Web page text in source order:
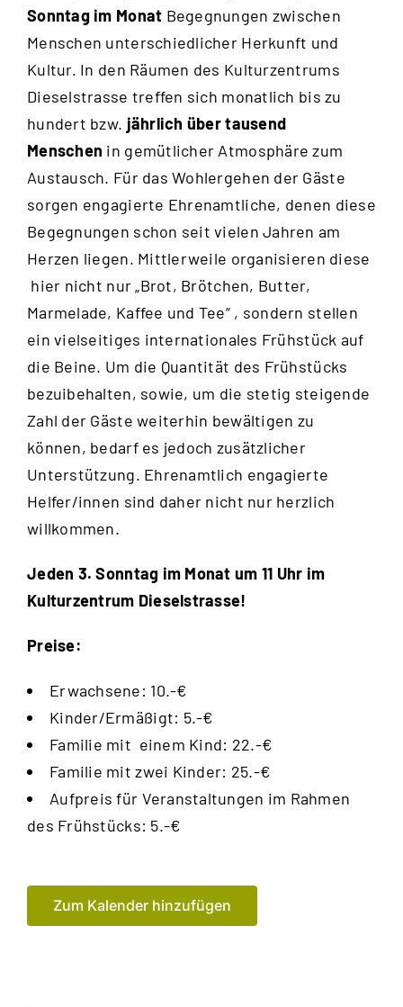
Sonntag im Monat Begegnungen zwischen
Menschen unterschiedlicher Herkunft und
Kultur. In den Räumen des Kulturzentrums
Dieselstrasse treffen sich monatlich bis zu
hundert bzw. jährlich über tausend
Menschen in gemütlicher Atmosphäre zum
Austausch. Für das Wohlergehen der Gäste
sorgen engagierte Ehrenamtliche, denen diese
Begegnungen schon seit vielen Jahren am
Herzen liegen. Mittlerweile organisieren diese
hier nicht nur „Brot, Brötchen, Butter,
Marmelade, Kaffee und Tee“ , sondern stellen
ein vielseitiges internationales Frühstück auf
die Beine. Um die Quantität des Frühstücks
bezuibehalten, sowie, um die stetig steigende
Zahl der Gäste weiterhin bewältigen zu
können, bedarf es jedoch zusätzlicher
Unterstützung. Ehrenamtlich engagierte
Helfer/innen sind daher nicht nur herzlich
willkommen.
Jeden 3. Sonntag im Monat um 11 Uhr im
Kulturzentrum Dieselstrasse!
Preise:
Erwachsene: 10.-€
Kinder/Ermäßigt: 5.-€
Familie mit einem Kind: 22.-€
Familie mit zwei Kinder: 25.-€
Aufpreis für Veranstaltungen im Rahmen
des Frühstücks: 5.-€
Zum Kalender hinzufügen